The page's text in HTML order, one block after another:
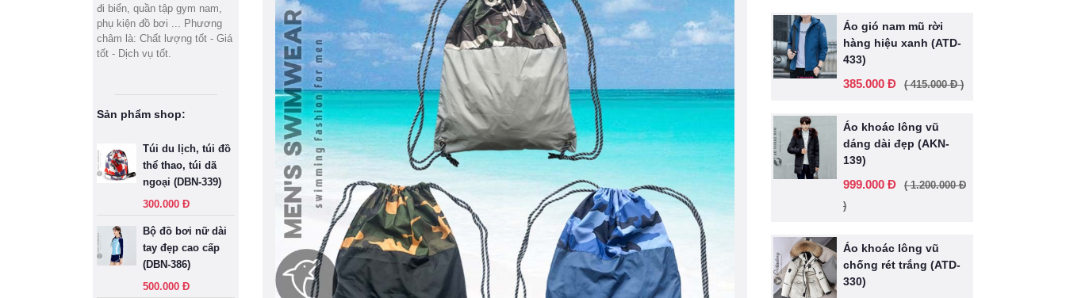
đi biển, quần tập gym nam,
phụ kiện đồ bơi ... Phương
châm là: Chất lượng tốt - Giá
tốt - Dịch vụ tốt.
Sản phẩm shop:
Túi du lịch, túi đồ
thể thao, túi dã
ngoại (DBN-339)
300.000 Đ
Bộ đồ bơi nữ dài
tay đẹp cao cấp
(DBN-386)
500.000 Đ
Áo gió nam mũ rời
hàng hiệu xanh (ATD-
433)
385.000 Đ ( 415.000 Đ )
Áo khoác lông vũ
dáng dài đẹp (AKN-
139)
999.000 Đ
( 1.200.000 Đ
)
Áo khoác lông vũ
chống rét trắng (ATD-
330)